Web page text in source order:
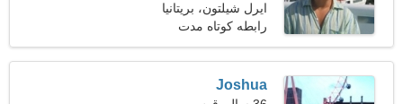
زن برازنده نیاز دارم
ایرل شیلتون، بریتانیا
رابطه کوتاه مدت
Joshua